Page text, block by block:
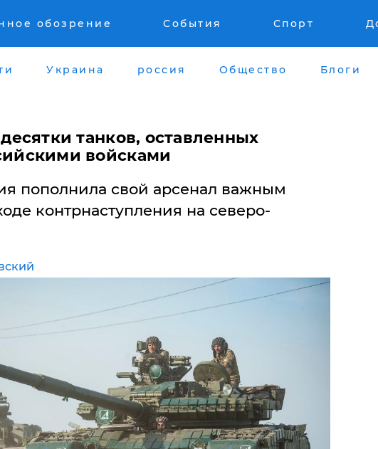
обозрение События Спорт
Украина россия Общество Блоги
танков, оставленных
войсками
пополнила свой арсенал важным
контрнаступления на северо-